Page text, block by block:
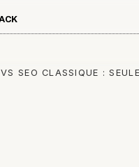
SEO CLASSIQUE :